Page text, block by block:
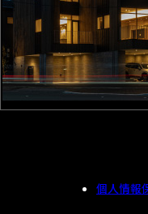
個人情報